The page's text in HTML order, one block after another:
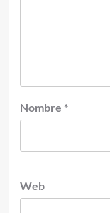
Nombre *
Web